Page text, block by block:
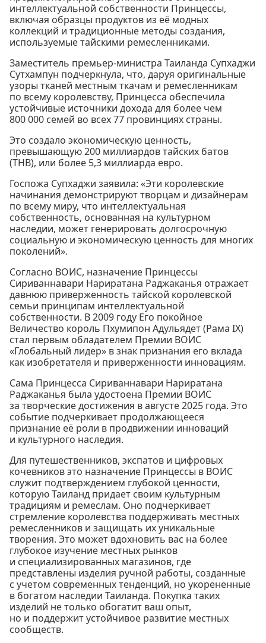
интеллектуальной собственности Принцессы,
включая образцы продуктов из её модных
коллекций и традиционные методы создания,
используемые тайскими ремесленниками.
Заместитель премьер-министра Таиланда Супхаджи
Сутхампун подчеркнула, что, даруя оригинальные
узоры тканей местным ткачам и ремесленникам
по всему королевству, Принцесса обеспечила
устойчивые источники дохода для более чем
800 000 семей во всех 77 провинциях страны.
Это создало экономическую ценность,
превышающую 200 миллиардов тайских батов
(THB), или более 5,3 миллиарда евро.
Госпожа Супхаджи заявила: «Эти королевские
начинания демонстрируют творцам и дизайнерам
по всему миру, что интеллектуальная
собственность, основанная на культурном
наследии, может генерировать долгосрочную
социальную и экономическую ценность для многих
поколений».
Согласно ВОИС, назначение Принцессы
Сириваннавари Нариратана Раджаканья отражает
давнюю приверженность тайской королевской
семьи принципам интеллектуальной
собственности. В 2009 году Его покойное
Величество король Пхумипон Адульядет (Рама IX)
стал первым обладателем Премии ВОИС
«Глобальный лидер» в знак признания его вклада
как изобретателя и приверженности инновациям.
Сама Принцесса Сириваннавари Нариратана
Раджаканья была удостоена Премии ВОИС
за творческие достижения в августе 2025 года. Это
событие подчеркивает продолжающееся
признание её роли в продвижении инноваций
и культурного наследия.
Для путешественников, экспатов и цифровых
кочевников это назначение Принцессы в ВОИС
служит подтверждением глубокой ценности,
которую Таиланд придает своим культурным
традициям и ремеслам. Оно подчеркивает
стремление королевства поддерживать местных
ремесленников и защищать их уникальные
творения. Это может вдохновить вас на более
глубокое изучение местных рынков
и специализированных магазинов, где
представлены изделия ручной работы, созданные
с учетом современных тенденций, но укорененные
в богатом наследии Таиланда. Покупка таких
изделий не только обогатит ваш опыт,
но и поддержит устойчивое развитие местных
сообществ.